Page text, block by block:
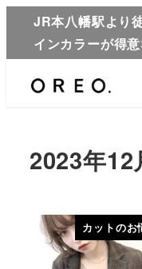
JR本八幡駅より
インカラーが得
2023年12
カットのお